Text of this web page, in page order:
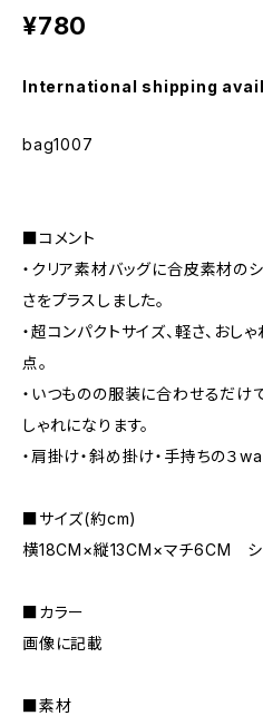
¥780
International shipping
bag1007
■コメント
・クリア素材バッグに合皮素材の
さをプラスしました。
・超コンパクトサイズ、軽さ、おし
点。
・いつものの服装に合わせるだけ
しゃれになります。
・肩掛け・斜め掛け・手持ちの３
■サイズ(約cm)
横18CM×縦13CM×マチ6CM シ
■カラー
画像に記載
■素材